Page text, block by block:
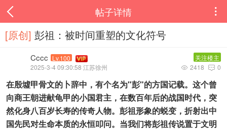
帖子详情 
[原创] 彭祖：被时间重塑的文化符号
Cccc Lv.100
关注楼主
2025-3-4 09:30:58 江苏徐州
 0
 2418
在殷墟甲骨文的卜辞中，有个名为"彭"的方国记载。这个曾
向商王朝进献龟甲的小国君主，在数百年后的战国时代，突
然化身八百岁长寿的传奇人物。彭祖形象的蜕变，折射出中
国先民对生命本质的永恒叩问。当我们将彭祖传说置于文明